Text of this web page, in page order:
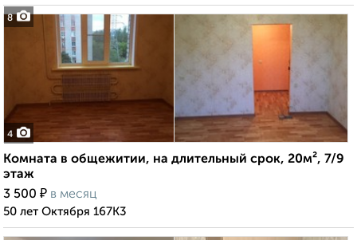
8
4
Комната в общежитии, на длительный срок, 20м², 7/9
этаж
3 500 ₽ в месяц
50 лет Октября 167К3